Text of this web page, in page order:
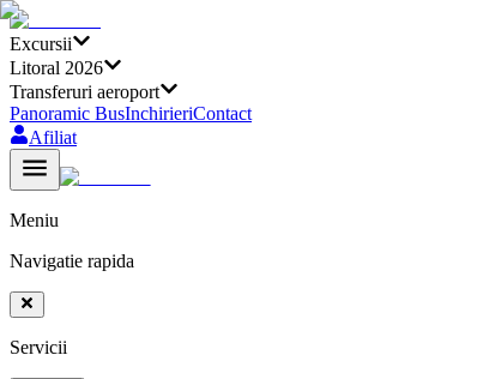
Excursii
Litoral 2026
Transferuri aeroport
Panoramic BusInchirieriContact
Afiliat
Meniu
Navigatie rapida
Servicii